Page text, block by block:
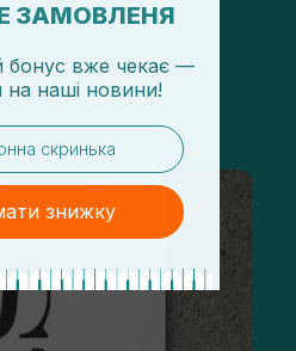
в Instagram
ЗАМОВЛЕНЯ
бонус вже чекає —
на наші новини!
знижку